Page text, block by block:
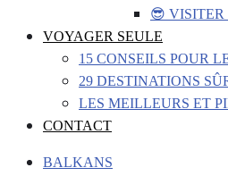
😎 VISITER
VOYAGER SEULE
15 CONSEILS POUR
29 DESTINATIONS
LES MEILLEURS ET
CONTACT
BALKANS